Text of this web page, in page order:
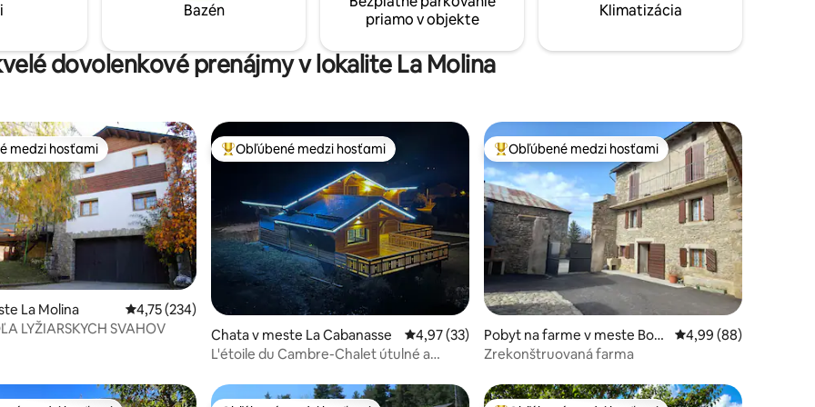
Bazén
priamo v objekte
Klimatizácia
dovolenkové prenájmy v lokalite La Molina
5 z 5, počet hodnotení: 48
medzi hosťami
medzi hosťami
La Molina Priemerné ohodnotenie 4,75 z 5, počet hodnotení: 234
4,75 (234)
LYŽIARSKYCH SVAHOV
Najobľúbenejšie medzi hosťami
Obľúbené medzi hosťami
Chata v meste La Cabanasse Priemerné ohodnotenie 4,97 z 5, počet hodnotení: 33
4,97 (33)
L'étoile du Cambre-Chalet útulné a
Najobľúbenejšie medzi hosťami
Obľúbené medzi hosťami
Pobyt na farme v meste Bour
g-Madame
Priemerné
4,99 (88)
Zrekonštruovaná farma